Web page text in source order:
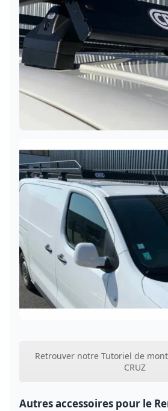
Retrouver notre Tutoriel de
CRUZ
Autres accessoires pour le